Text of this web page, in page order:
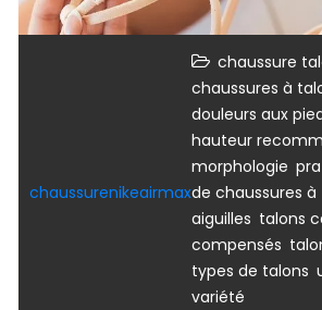
chaussurenikeairmax
chaussure
chaussures à
douleurs aux
hauteur
morphologie
de chaussures à
aiguilles talons
compensés
types de talons
variété